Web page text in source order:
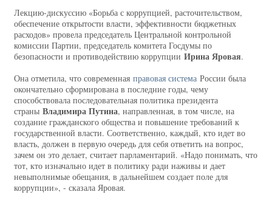
Лекцию-дискуссию «Борьба с коррупцией, расточительством,
обеспечение открытости власти, эффективности бюджетных
расходов» провела председатель Центральной контрольной
комиссии Партии, председатель комитета Госдумы по
безопасности и противодействию коррупции Ирина Яровая.
Она отметила, что современная правовая система России была
окончательно сформирована в последние годы, чему
способствовала последовательная политика президента
страны Владимира Путина, направленная, в том числе, на
создание гражданского общества и повышение требований к
государственной власти. Соответственно, каждый, кто идет во
власть, должен в первую очередь для себя ответить на вопрос,
зачем он это делает, считает парламентарий. «Надо понимать, что
тот, кто изначально идет в политику ради наживы и дает
невыполнимые обещания, в дальнейшем создает поле для
коррупции», - сказала Яровая.